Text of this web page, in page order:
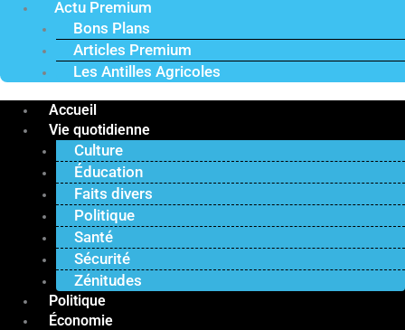
Actu Premium
Bons Plans
Articles Premium
Les Antilles Agricoles
Accueil
Vie quotidienne
Culture
Éducation
Faits divers
Politique
Santé
Sécurité
Zénitudes
Politique
Économie